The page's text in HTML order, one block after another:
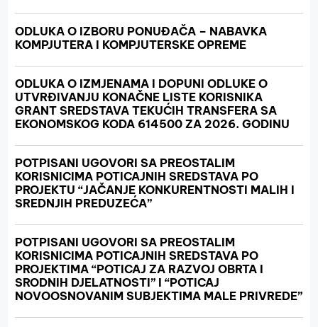
ODLUKA O IZBORU PONUĐAČA – NABAVKA
KOMPJUTERA I KOMPJUTERSKE OPREME
ODLUKA O IZMJENAMA I DOPUNI ODLUKE O
UTVRĐIVANJU KONAČNE LISTE KORISNIKA
GRANT SREDSTAVA TEKUĆIH TRANSFERA SA
EKONOMSKOG KODA 614500 ZA 2026. GODINU
POTPISANI UGOVORI SA PREOSTALIM
KORISNICIMA POTICAJNIH SREDSTAVA PO
PROJEKTU “JAČANJE KONKURENTNOSTI MALIH I
SREDNJIH PREDUZEĆA”
POTPISANI UGOVORI SA PREOSTALIM
KORISNICIMA POTICAJNIH SREDSTAVA PO
PROJEKTIMA “POTICAJ ZA RAZVOJ OBRTA I
SRODNIH DJELATNOSTI” I “POTICAJ
NOVOOSNOVANIM SUBJEKTIMA MALE PRIVREDE”